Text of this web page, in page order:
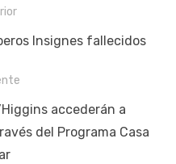
Insignes fallecidos
accederán a
del Programa Casa